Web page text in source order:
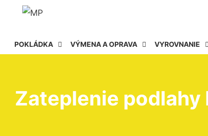
POKLÁDKA VÝMENA A OPRAVA VYROVNANIE
Zateplenie podlahy